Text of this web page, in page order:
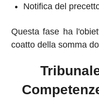
Notifica del
Questa fase ha
coatto della somma